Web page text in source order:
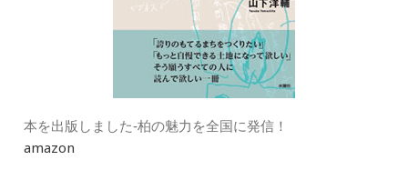
本を出版しました‐柏の魅力を全国に発信！
amazon